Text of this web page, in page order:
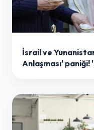
İsrail ve
Anlaşması' paniği!